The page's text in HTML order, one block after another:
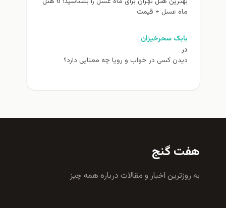
ماه عسل + قیمت
بابک سحرخیزان
در
دیدن کسی در خواب و رویا چه معنایی دارد؟
هفت گنج
به روزترين اخبار و مقالات درباره همه چيز